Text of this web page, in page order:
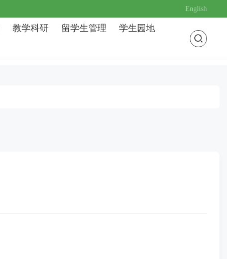
English
教学科研 留学生管理
学生园地